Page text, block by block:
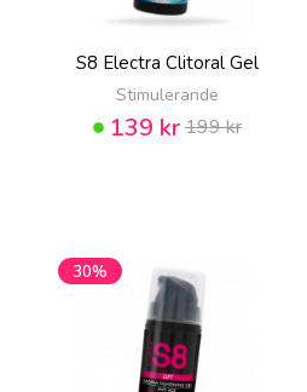
S8 Electra Clitoral Gel
Stimulerande
139 kr199 kr
30%